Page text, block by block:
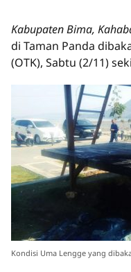
Kabupaten Bima,
di Taman Panda
(OTK), Sabtu (2/11)
Kondisi Uma Lengge yang